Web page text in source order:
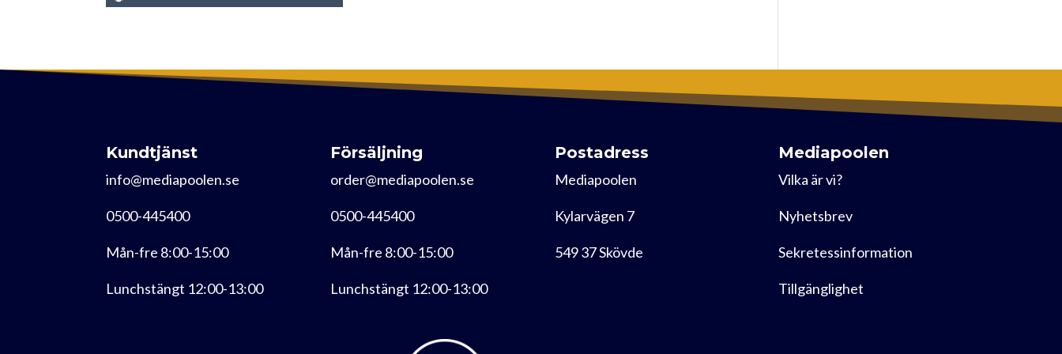
Kundtjänst
info@mediapoolen.se
0500-445400
Mån-fre 8:00-15:00
Lunchstängt 12:00-13:00
Försäljning
order@mediapoolen.se
0500-445400
Mån-fre 8:00-15:00
Lunchstängt 12:00-13:00
Postadress
Mediapoolen
Kylarvägen 7
549 37 Skövde
Mediapoolen
Vilka är vi?
Nyhetsbrev
Sekretessinformation
Tillgänglighet